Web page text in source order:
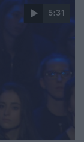
5:31